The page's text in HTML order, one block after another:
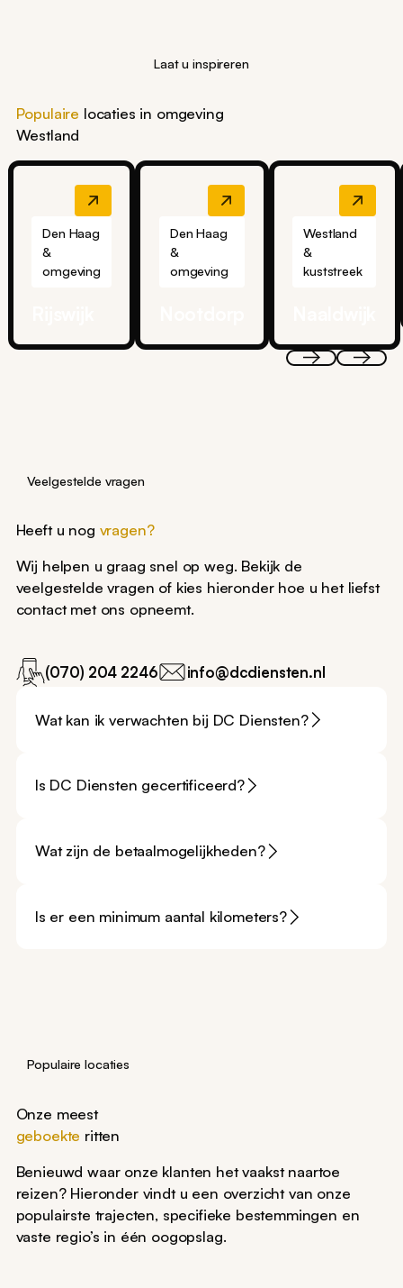
Laat u inspireren
Populaire locaties in omgeving
Westland
Den Haag
&
omgeving
Den Haag
&
omgeving
Westland
&
kuststreek
Veelgestelde vragen
Heeft u nog vragen?
Wij helpen u graag snel op weg. Bekijk de
veelgestelde vragen of kies hieronder hoe u het liefst
contact met ons opneemt.
(070) 204 2246 info@dcdiensten.nl
Wat kan ik verwachten bij DC Diensten?
Is DC Diensten gecertificeerd?
Wat zijn de betaalmogelijkheden?
Is er een minimum aantal kilometers?
Populaire locaties
Onze meest
geboekte ritten
Benieuwd waar onze klanten het vaakst naartoe
reizen? Hieronder vindt u een overzicht van onze
populairste trajecten, specifieke bestemmingen en
vaste regio’s in één oogopslag.